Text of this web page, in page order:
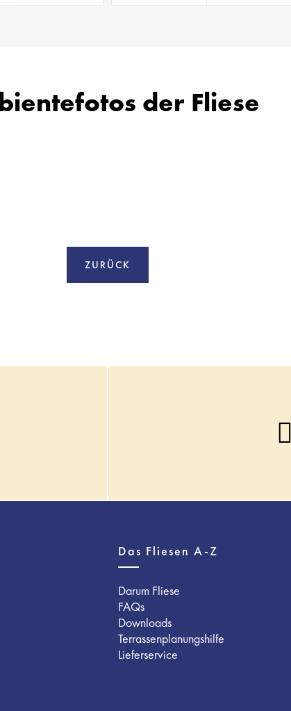
der Fliese
ZURÜCK
Das Fliesen A-Z
Darum Fliese
FAQs
Downloads
Terrassenplanungshilfe
Lieferservice